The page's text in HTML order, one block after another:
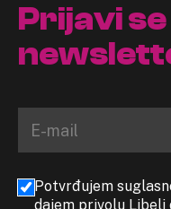
Prijavi
Potvrđujem
dajem privolu Libeli